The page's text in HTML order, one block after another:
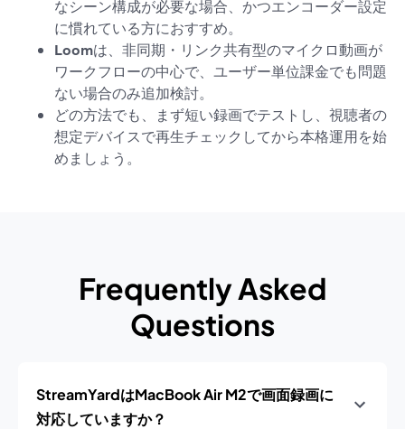
なシーン構成が必要な場合、かつエンコーダー設定
に慣れている方におすすめ。
Loomは、非同期・リンク共有型のマイクロ動画が
ワークフローの中心で、ユーザー単位課金でも問題
ない場合のみ追加検討。
どの方法でも、まず短い録画でテストし、視聴者の
想定デバイスで再生チェックしてから本格運用を始
めましょう。
Frequently Asked
Questions
StreamYardはMacBook Air M2で画面録画に
対応していますか？